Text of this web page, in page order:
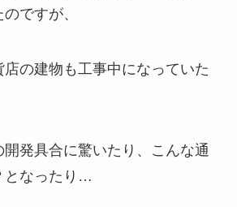
ですが、
の建物も工事中になっていた
発具合に驚いたり、こんな通
となったり…